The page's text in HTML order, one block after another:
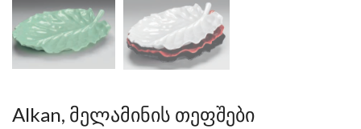
Alkan, მელამინის თეფშები